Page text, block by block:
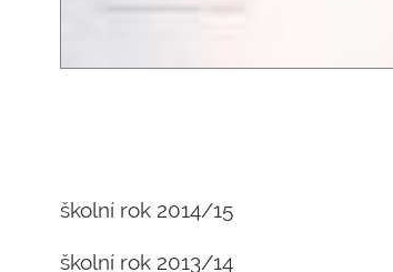
školní rok 2014/15
školní rok 2013/14